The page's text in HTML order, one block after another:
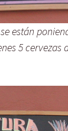
están
5 cervezas